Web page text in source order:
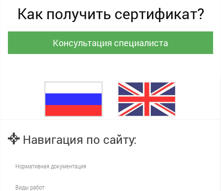
Как получить сертификат?
Консультация специалиста
Навигация по сайту:
Нормативная документация
Виды работ